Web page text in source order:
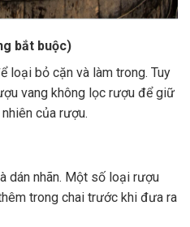
bắt buộc)
loại bỏ cặn và làm trong. Tuy
vang không lọc rượu để giữ
của rượu.
dán nhãn. Một số loại rượu
trong chai trước khi đưa ra